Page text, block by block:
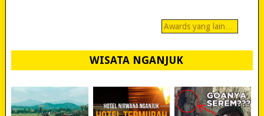
Awards yang lain…
WISATA NGANJUK